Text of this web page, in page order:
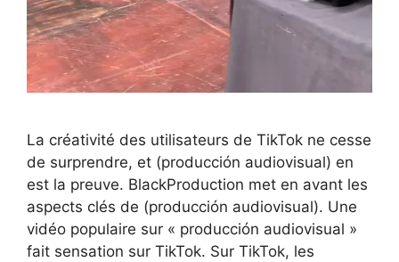
La créativité des utilisateurs de TikTok ne cesse
de surprendre, et (producción audiovisual) en
est la preuve. BlackProduction met en avant les
aspects clés de (producción audiovisual). Une
vidéo populaire sur « producción audiovisual »
fait sensation sur TikTok. Sur TikTok, les